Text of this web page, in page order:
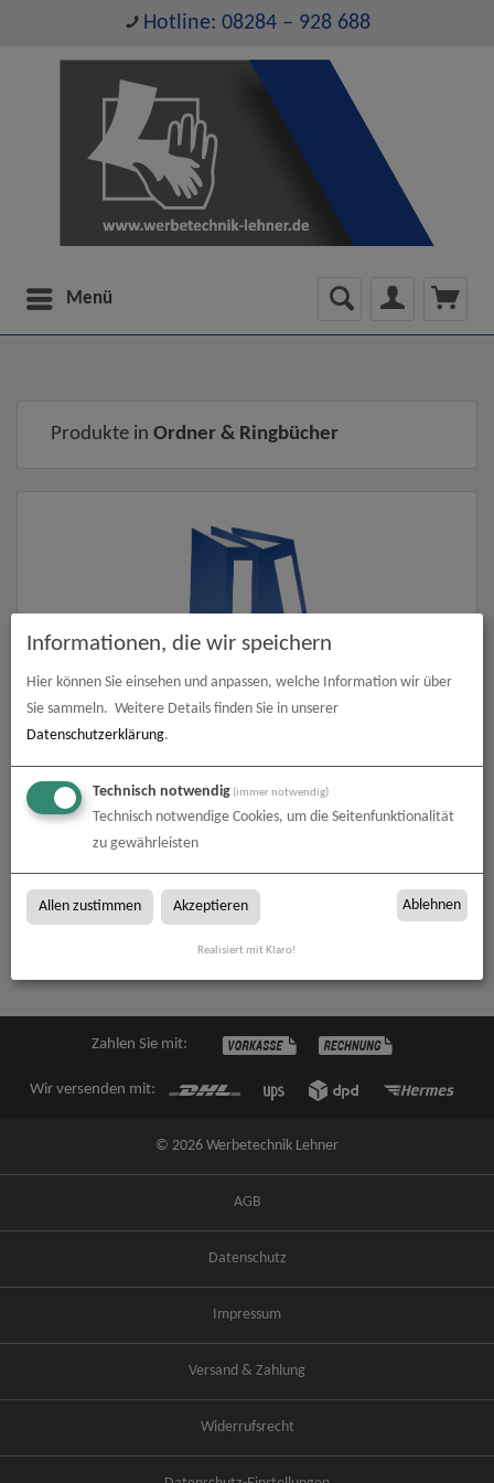
Hotline: 08284 – 928 688
Menü
Produkte in Ordner & Ringbücher
Ordner & Ringbücher
Ordner & Ringbücher
Ordner & Ringbücher bei Werbetechnik Lehner in Ziemetshausen
Zahlen Sie mit:
Wir versenden mit:
© 2026 Werbetechnik Lehner
AGB
Datenschutz
Impressum
Versand & Zahlung
Widerrufsrecht
Informationen, die wir speichern
Hier können Sie einsehen und anpassen, welche Information wir über
Sie sammeln. Weitere Details finden Sie in unserer
Datenschutzerklärung.
Technisch notwendig (immer notwendig)
Technisch notwendige Cookies, um die Seitenfunktionalität
zu gewährleisten
Allen zustimmen Akzeptieren Ablehnen
Realisiert mit Klaro!